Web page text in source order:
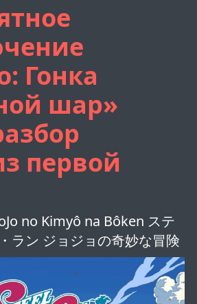
Гонка
шар»
первой
no Kimyô na Bôken ステ
ラン ジョジョの奇妙な冒険